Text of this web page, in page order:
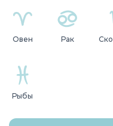
Овен Рак
Рыбы